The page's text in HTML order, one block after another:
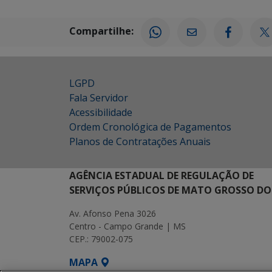
Compartilhe:
LGPD
Fala Servidor
Acessibilidade
Ordem Cronológica de Pagamentos
Planos de Contratações Anuais
AGÊNCIA ESTADUAL DE REGULAÇÃO DE
SERVIÇOS PÚBLICOS DE MATO GROSSO
Av. Afonso Pena 3026
Centro - Campo Grande | MS
CEP.: 79002-075
MAPA